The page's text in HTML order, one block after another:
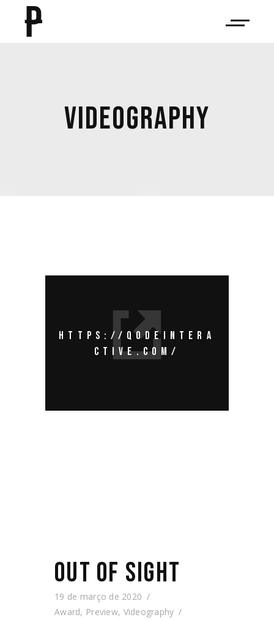
VIDEOGRAPHY
HTTPS://QODEINTERA
CTIVE.COM/
OUT OF SIGHT
19 de março de 2020
Award, Preview, Videography